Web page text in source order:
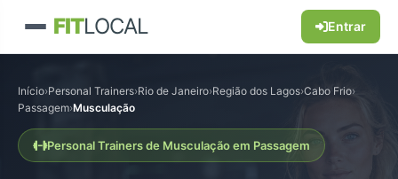
FITLOCAL Entrar
Início›Personal Trainers›Rio de Janeiro›Região dos Lagos›Cabo Frio›
Passagem›Musculação
Personal Trainers de Musculação em Passagem